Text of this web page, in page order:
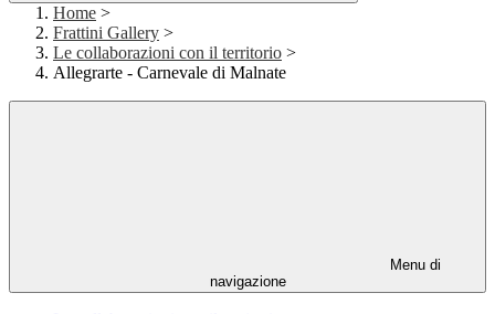
Home >
Frattini Gallery >
Le collaborazioni con il territorio >
Allegrarte - Carnevale di Malnate
Menu di
navigazione